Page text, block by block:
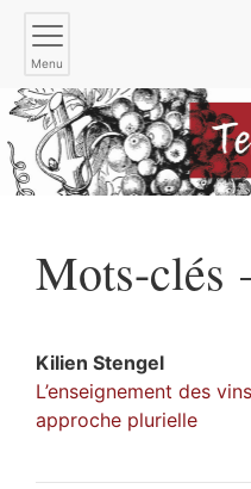
Menu
Mots-clés
Kilien Stengel
L’enseignement des
approche plurielle